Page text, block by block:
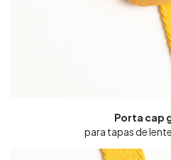
Porta cap
para tapas de